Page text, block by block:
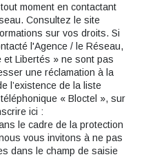
moment en contactant
Consultez le site
sur vos droits. Si
l'Agence / le Réseau,
et Libertés » ne sont pas
une réclamation à la
l’existence de la liste
« Bloctel », sur
ici :
le cadre de la protection
vous invitons à ne pas
dans le champ de saisie